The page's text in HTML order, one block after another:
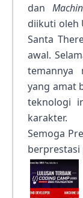
dan
diikuti oleh
Santa
awal.
temannya
yang amat
teknologi
karakter.
Semoga
berprestasi